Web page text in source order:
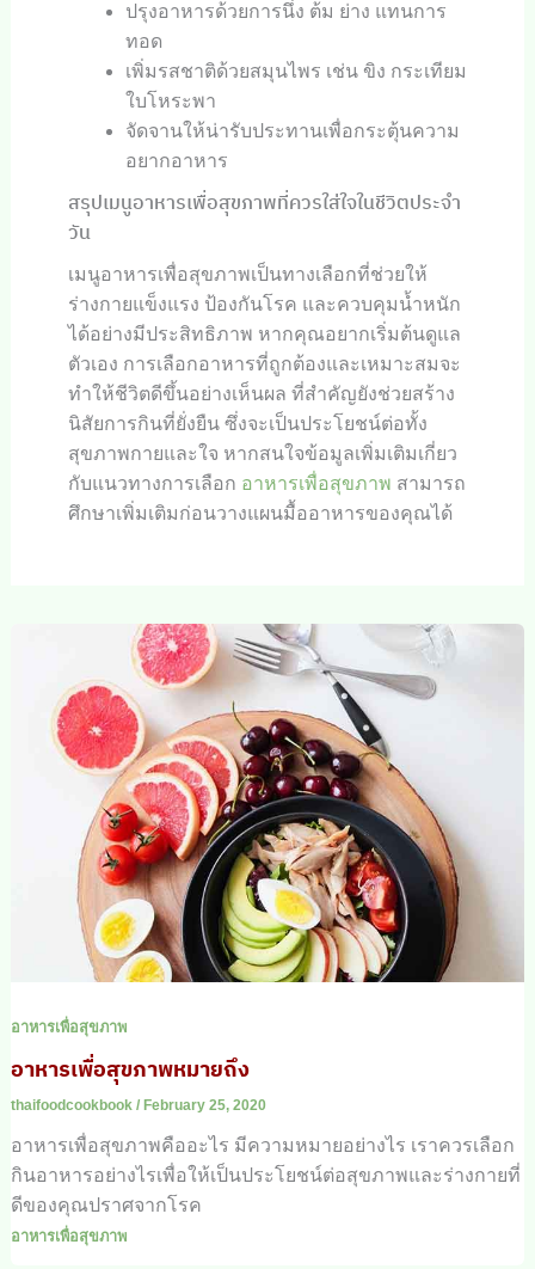
ปรุงอาหารด้วยการนึ่ง ต้ม ย่าง แทนการ
ทอด
เพิ่มรสชาติด้วยสมุนไพร เช่น ขิง กระเทียม
ใบโหระพา
จัดจานให้น่ารับประทานเพื่อกระตุ้นความ
อยากอาหาร
สรุปเมนูอาหารเพื่อสุขภาพที่ควรใส่ใจในชีวิตประจำ
วัน
เมนูอาหารเพื่อสุขภาพเป็นทางเลือกที่ช่วยให้
ร่างกายแข็งแรง ป้องกันโรค และควบคุมน้ำหนัก
ได้อย่างมีประสิทธิภาพ หากคุณอยากเริ่มต้นดูแล
ตัวเอง การเลือกอาหารที่ถูกต้องและเหมาะสมจะ
ทำให้ชีวิตดีขึ้นอย่างเห็นผล ที่สำคัญยังช่วยสร้าง
นิสัยการกินที่ยั่งยืน ซึ่งจะเป็นประโยชน์ต่อทั้ง
สุขภาพกายและใจ หากสนใจข้อมูลเพิ่มเติมเกี่ยว
กับแนวทางการเลือก อาหารเพื่อสุขภาพ สามารถ
ศึกษาเพิ่มเติมก่อนวางแผนมื้ออาหารของคุณได้
อาหารเพื่อสุขภาพ
อาหารเพื่อสุขภาพหมายถึง
thaifoodcookbook / February 25, 2020
อาหารเพื่อสุขภาพคืออะไร มีความหมายอย่างไร เราควรเลือก
กินอาหารอย่างไรเพื่อให้เป็นประโยชน์ต่อสุขภาพและร่างกายที่
ดีของคุณปราศจากโรค
อาหารเพื่อสุขภาพ